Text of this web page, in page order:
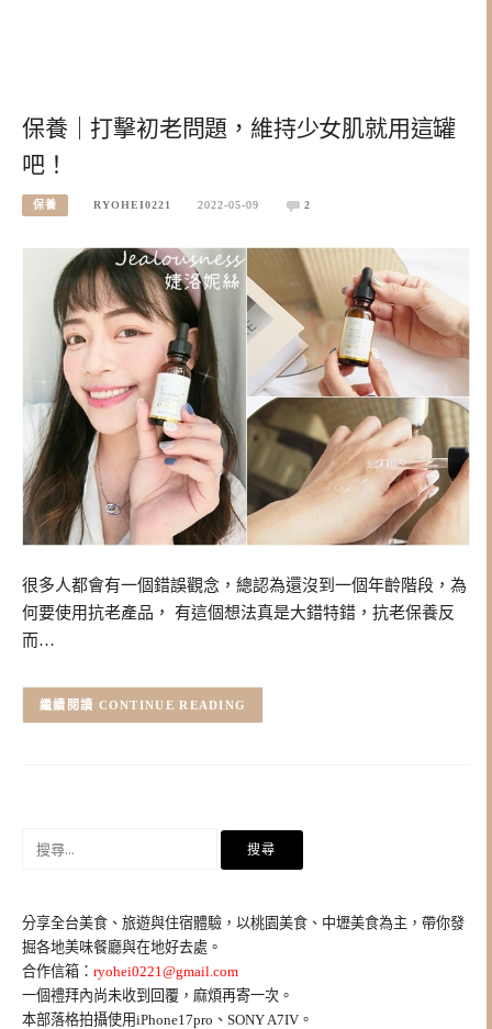
保養｜打擊初老問題，維持少女肌就用這罐
吧！
保養 RYOHEI0221 2022-05-09 2
很多人都會有一個錯誤觀念，總認為還沒到一個年齡階段，為
何要使用抗老產品， 有這個想法真是大錯特錯，抗老保養反
而…
CONTINUE READING
字:
分享全台美食、旅遊與住宿體驗，以桃園美食、中壢美食為主，帶你發
掘各地美味餐廳與在地好去處。
合作信箱： ryohei0221@gmail.com
一個禮拜內尚未收到回覆，麻煩再寄一次。
本部落格拍攝使用iPhone17pro、SONY A7IV。